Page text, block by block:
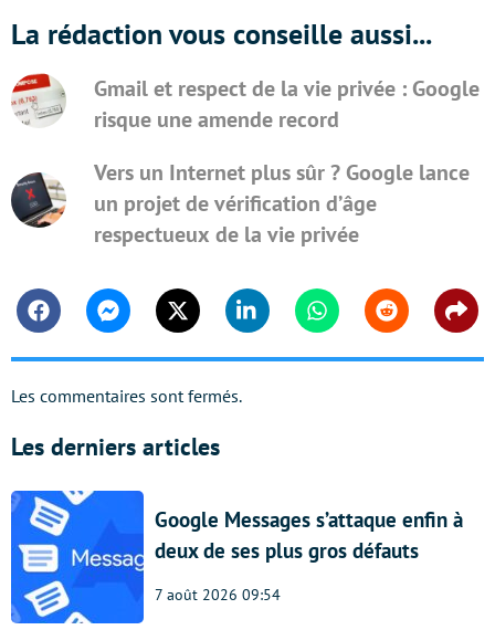
La rédaction vous conseille aussi...
Gmail et respect de la vie privée : Google
risque une amende record
Vers un Internet plus sûr ? Google lance
un projet de vérification d’âge
respectueux de la vie privée
FacebookMessengerTwitter Linkedin WhatsappReddit
Les commentaires sont fermés.
Les derniers articles
Google Messages s’attaque enfin à
deux de ses plus gros défauts
7 août 2026 09:54